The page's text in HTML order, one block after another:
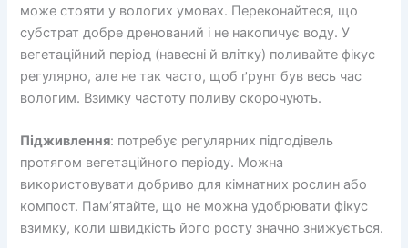
може стояти у вологих умовах. Переконайтеся, що
субстрат добре дренований і не накопичує воду. У
вегетаційний період (навесні й влітку) поливайте фікус
регулярно, але не так часто, щоб ґрунт був весь час
вологим. Взимку частоту поливу скорочують.
Підживлення: потребує регулярних підгодівель
протягом вегетаційного періоду. Можна
використовувати добриво для кімнатних рослин або
компост. Пам’ятайте, що не можна удобрювати фікус
взимку, коли швидкість його росту значно знижується.